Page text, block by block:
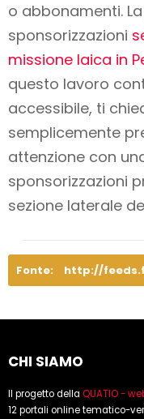
o abbonamenti.
sponsorizzazioni
missione laica in
questo lavoro
accessibile, ti
semplicemente
attenzione con
sponsorizzazioni
sezione laterale
Fonte: http://
CHI SIAMO
Il progetto della QUATIO -
12 portali online tematico-